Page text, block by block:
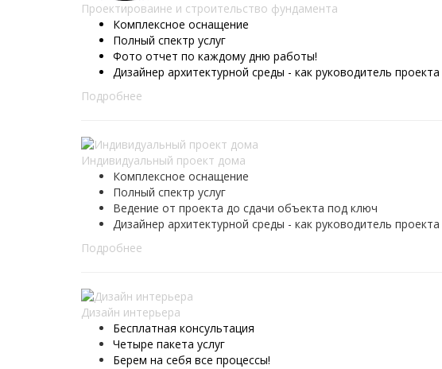
Проектироваине и строительство фундамента
Комплексное оснащение
Полный спектр услуг
Фото отчет по каждому дню работы!
Дизайнер архитектурной среды - как руководитель проекта
Подробнее
Индивидуальный проект дома
Комплексное оснащение
Полный спектр услуг
Ведение от проекта до сдачи объекта под ключ
Дизайнер архитектурной среды - как руководитель проекта
Подробнее
Дизайн интерьера
Бесплатная консультация
Четыре пакета услуг
Берем на себя все процессы!